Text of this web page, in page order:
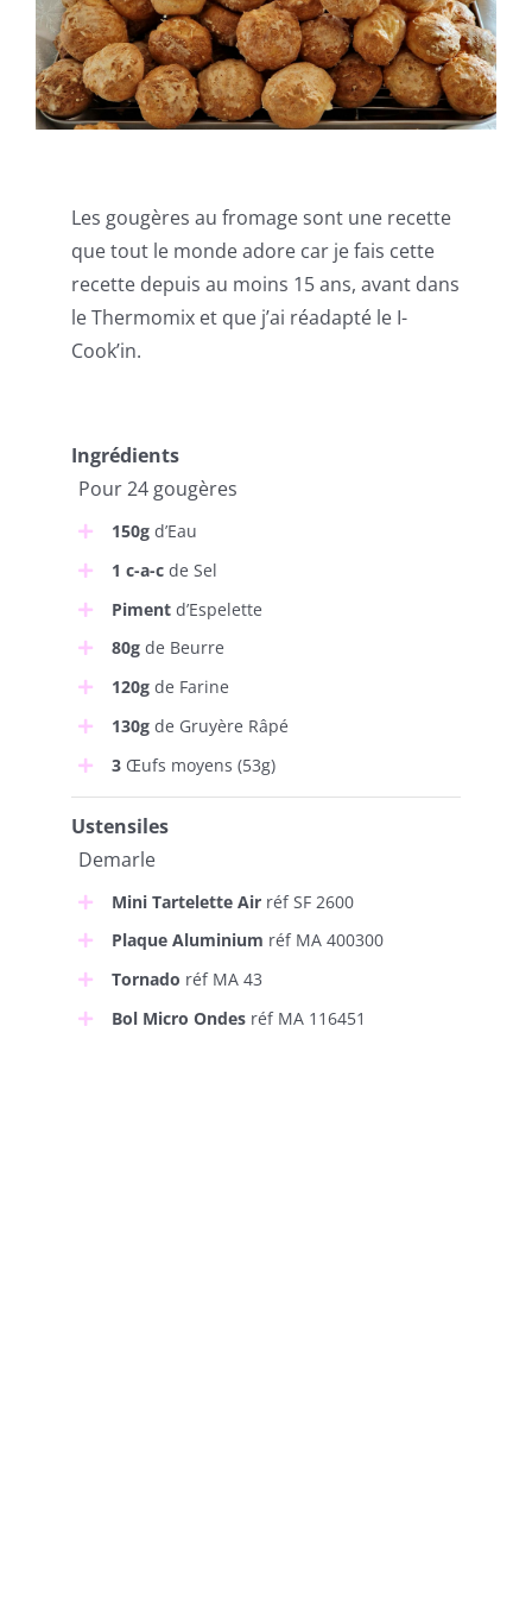
Les gougères au fromage sont une recette
que tout le monde adore car je fais cette
recette depuis au moins 15 ans, avant dans
le Thermomix et que j’ai réadapté le I-
Cook’in.
Ingrédients
Pour 24 gougères
150gd’Eau
1 c-a-cde Sel
Pimentd’Espelette
80gde Beurre
120gde Farine
130gde Gruyère Râpé
3Œufs moyens (53g)
Ustensiles
Demarle
Mini Tartelette Airréf SF 2600
Plaque Aluminium réf MA 400300
Tornado réf MA 43
Bol Micro Ondesréf MA 116451